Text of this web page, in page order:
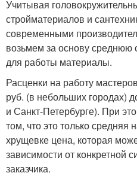
Учитывая
стройматериалов и
современными
возьмем за основу среднюю
для работы материалы.
Расценки на работу
руб. (в небольших городах)
и Санкт-Петербурге). При
том, что это только средняя
хрущевке цена, которая
зависимости от конкретной
заказчика.